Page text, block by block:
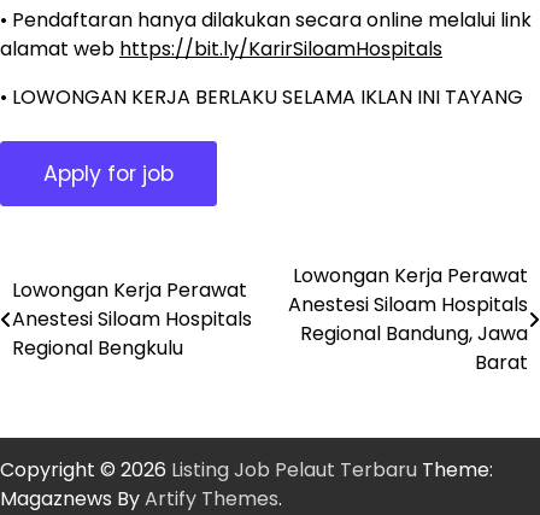
• Pendaftaran hanya dilakukan secara online melalui link
alamat web https://bit.ly/KarirSiloamHospitals
• LOWONGAN KERJA BERLAKU SELAMA IKLAN INI TAYANG
Post
navigation
Lowongan Kerja Perawat
Anestesi Siloam Hospitals
Regional Bengkulu
Lowongan Kerja Perawat
Anestesi Siloam Hospitals
Regional Bandung, Jawa
Barat
Copyright © 2026 Listing Job Pelaut Terbaru Theme:
Magaznews ByArtify Themes.